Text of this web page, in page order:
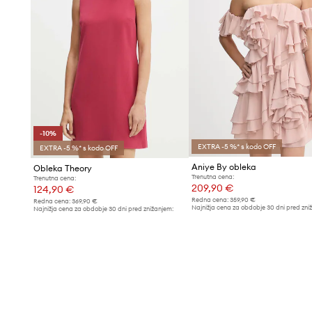
-10%
EXTRA -5 %* s kodo OFF
Obleka Theory
Trenutna cena:
124,90 €
Redna cena: 369,90 €
Najnižja cena za obdobje 30 dni pred znižanjem:
EXTRA -5 %* s kodo OFF
Aniye By obleka
Trenutna cena:
209,90 €
Redna cena:359,90 €
Najnižja cena za obdobje 30 dni pred